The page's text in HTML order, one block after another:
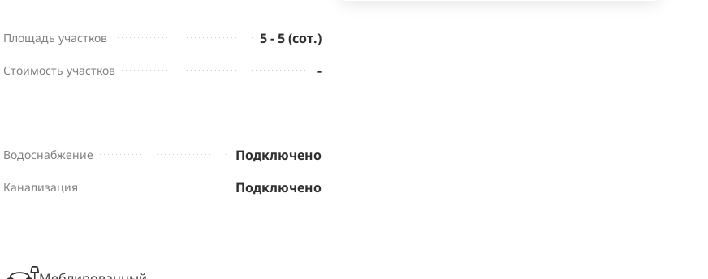
Площадь участков 5 - 5 (сот.)
Стоимость участков -
Водоснабжение Подключено
Канализация Подключено